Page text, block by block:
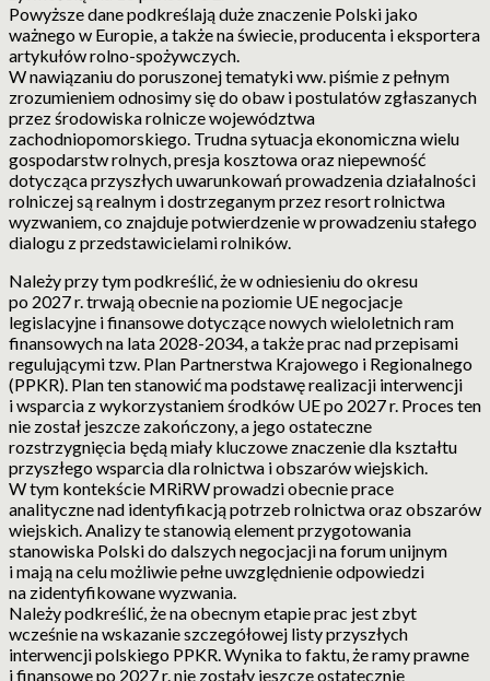
Powyższe dane podkreślają duże znaczenie Polski jako
ważnego w Europie, a także na świecie, producenta i eksportera
artykułów rolno-spożywczych.
W nawiązaniu do poruszonej tematyki ww. piśmie z pełnym
zrozumieniem odnosimy się do obaw i postulatów zgłaszanych
przez środowiska rolnicze województwa
zachodniopomorskiego. Trudna sytuacja ekonomiczna wielu
gospodarstw rolnych, presja kosztowa oraz niepewność
dotycząca przyszłych uwarunkowań prowadzenia działalności
rolniczej są realnym i dostrzeganym przez resort rolnictwa
wyzwaniem, co znajduje potwierdzenie w prowadzeniu stałego
dialogu z przedstawicielami rolników.
Należy przy tym podkreślić, że w odniesieniu do okresu
po 2027 r. trwają obecnie na poziomie UE negocjacje
legislacyjne i finansowe dotyczące nowych wieloletnich ram
finansowych na lata 2028-2034, a także prac nad przepisami
regulującymi tzw. Plan Partnerstwa Krajowego i Regionalnego
(PPKR). Plan ten stanowić ma podstawę realizacji interwencji
i wsparcia z wykorzystaniem środków UE po 2027 r. Proces ten
nie został jeszcze zakończony, a jego ostateczne
rozstrzygnięcia będą miały kluczowe znaczenie dla kształtu
przyszłego wsparcia dla rolnictwa i obszarów wiejskich.
W tym kontekście MRiRW prowadzi obecnie prace
analityczne nad identyfikacją potrzeb rolnictwa oraz obszarów
wiejskich. Analizy te stanowią element przygotowania
stanowiska Polski do dalszych negocjacji na forum unijnym
i mają na celu możliwie pełne uwzględnienie odpowiedzi
na zidentyfikowane wyzwania.
Należy podkreślić, że na obecnym etapie prac jest zbyt
wcześnie na wskazanie szczegółowej listy przyszłych
interwencji polskiego PPKR. Wynika to faktu, że ramy prawne
i finansowe po 2027 r. nie zostały jeszcze ostatecznie